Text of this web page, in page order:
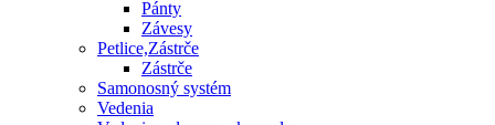
Pánty
Závesy
Petlice,Zástrče
Zástrče
Samonosný systém
Vedenia